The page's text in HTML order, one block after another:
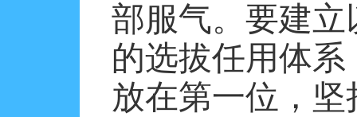
部服气。要建
的选拔任用体
放在第一位，